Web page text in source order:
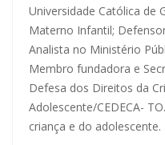
Universidade Católica de
Materno Infantil;
Analista no Ministério
Membro fundadora e
Defesa dos Direitos da
Adolescente/CEDECA-
criança e do adolescente.